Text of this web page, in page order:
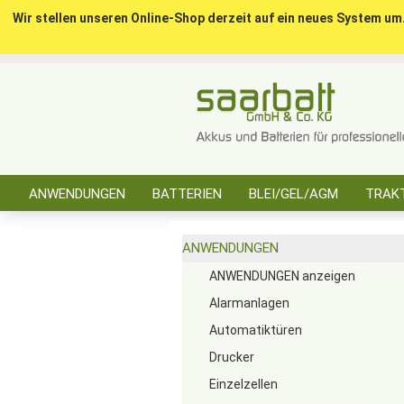
Wir stellen unseren Online-Shop derzeit auf ein neues System
ANWENDUNGEN BATTERIEN BLEI/GEL/AGM
ANWENDUNGEN
ANWENDUNGEN anzeigen
Alarmanlagen
Automatiktüren
Drucker
Einzelzellen